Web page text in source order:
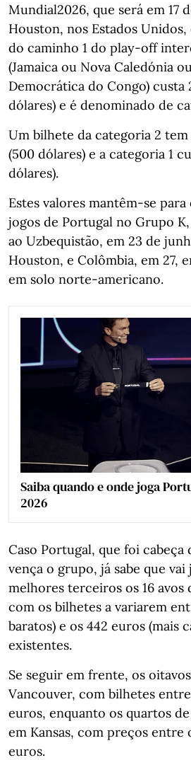
Mundial2026, que será em 17
Houston, nos Estados
do caminho 1 do play-off
(Jamaica ou Nova Caledónia
Democrática do Congo) custa
dólares) e é denominado de
Um bilhete da categoria 2
(500 dólares) e a categoria 1
dólares).
Estes valores mantêm-se
jogos de Portugal no Grupo
ao Uzbequistão, em 23 de
Houston, e Colômbia, em 27,
em solo norte-americano.
Saiba quando e onde joga
2026
Caso Portugal, que foi
vença o grupo, já sabe que
melhores terceiros os 16 avos
com os bilhetes a variarem
baratos) e os 442 euros (mais
existentes.
Se seguir em frente, os
Vancouver, com bilhetes entre
euros, enquanto os quartos
em Kansas, com preços entre
euros.